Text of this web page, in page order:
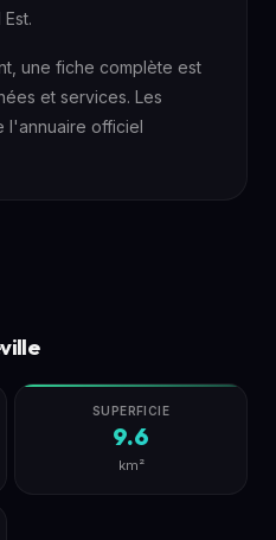
une fiche complète est
et services. Les
l'annuaire officiel
SUPERFICIE
9.6
km²